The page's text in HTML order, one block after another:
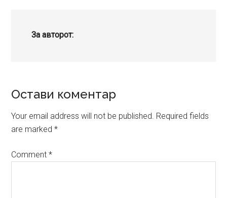
За авторот:
Reader
Interactions
Остави коментар
Your email address will not be published. Required fields
are marked*
Comment*